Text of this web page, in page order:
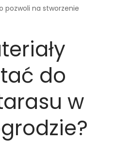
pozwoli na stworzenie
do
w